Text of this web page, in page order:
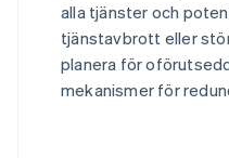
alla tjänster och
tjänstavbrott eller
planera för
mekanismer för